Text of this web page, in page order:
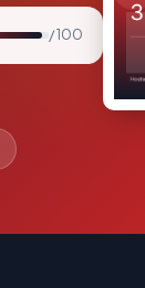
/ 100